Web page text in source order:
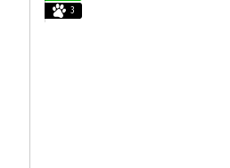
3